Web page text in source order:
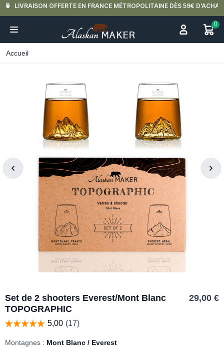
LIVRAISON OFFERTE EN FRANCE MÉTROPOLITAINE DÈS 59€ D'ACHAT.
0
Accueil
Set de 2 shooters Everest/Mont Blanc
TOPOGRAPHIC
29,00 €
Montagnes : Mont Blanc / Everest